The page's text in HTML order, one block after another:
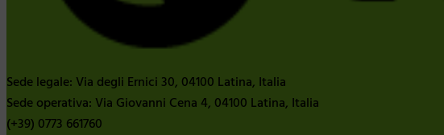
Sede legale: Via degli Ernici 30, 04100 Latina, Italia
Sede operativa: Via Giovanni Cena 4, 04100 Latina, Italia
(+39) 0773 661760